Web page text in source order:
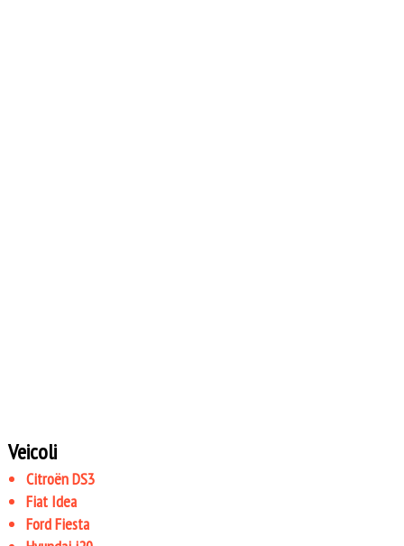
Veicoli
Citroën DS3
Fiat Idea
Ford Fiesta